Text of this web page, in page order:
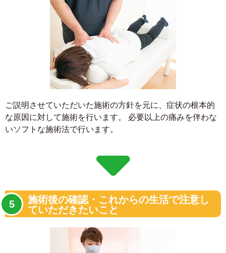
ご説明させていただいた施術の方針を元に、症状の根本的
な原因に対して施術を行います。 必要以上の痛みを伴わな
いソフトな施術法で行います。
施術後の確認・これからの生活で注意し
ていただきたいこと